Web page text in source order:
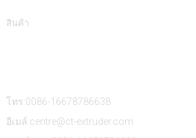
สินค้า
โทร:0086-16678786638
อีเมล์:centre@ct-extruder.com